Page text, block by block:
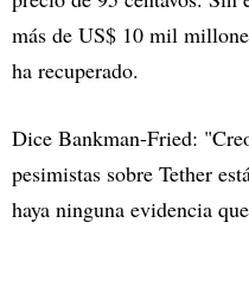
más de US$ 10 mil
ha recuperado.
Dice Bankman-Fried:
pesimistas sobre Tether
haya ninguna evidencia